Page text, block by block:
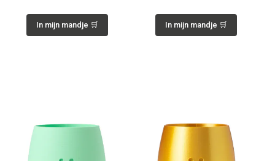
In mijn mandje 🛒 In mijn mandje 🛒